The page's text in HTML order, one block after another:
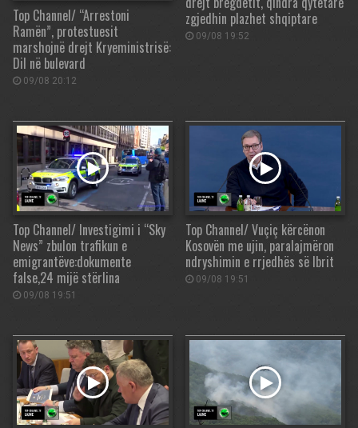
Top Channel/ “Arrestoni
Ramën”, protestuesit
marshojnë drejt Kryeministrisë:
Dil në bulevard
09/08 20:12
zgjedhin plazhet shqiptare
09/08 19:52
Top Channel/ Investigimi i “Sky
News” zbulon trafikun e
emigrantëve:dokumente
false,24 mijë stërlina
09/08 19:51
Top Channel/ Vuçiç kërcënon
Kosovën me ujin, paralajmëron
ndryshimin e rrjedhës së Ibrit
09/08 19:51